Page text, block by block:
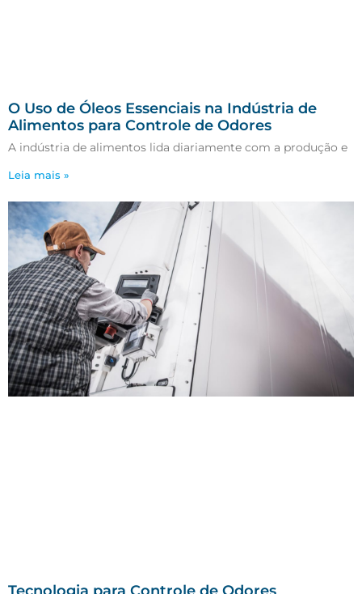
O Uso de Óleos Essenciais na Indústria de
Alimentos para Controle de Odores
A indústria de alimentos lida diariamente com a produção e
Leia mais »